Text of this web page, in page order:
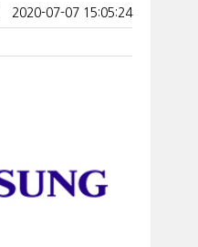
2020-07-07 15:05:24